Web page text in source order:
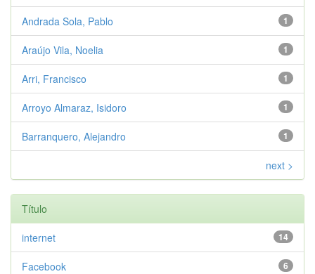
1
Andrada Sola, Pablo
1
Araújo Vila, Noelia
1
Arri, Francisco
1
Arroyo Almaraz, Isidoro
1
Barranquero, Alejandro
next >
Título
14
internet
6
Facebook